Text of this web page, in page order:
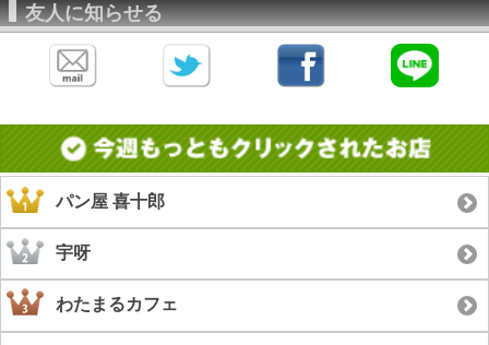
友人に知らせる
パン屋 喜十郎
宇呀
わたまるカフェ